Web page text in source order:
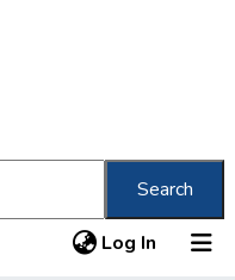
Search
Log In (current)